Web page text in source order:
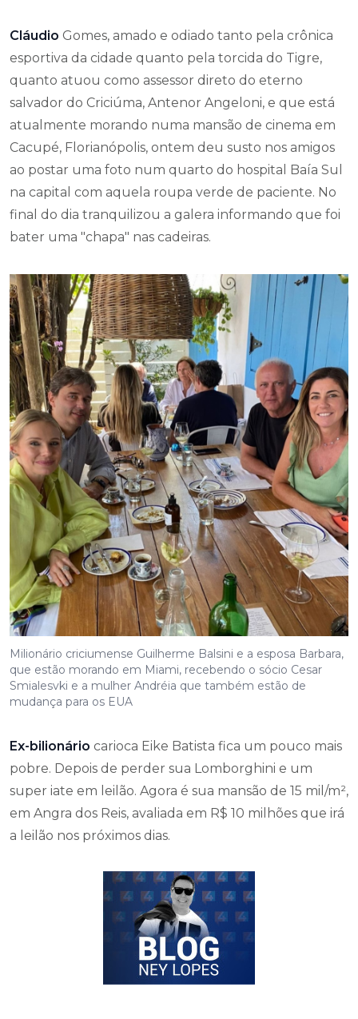
Cláudio Gomes, amado e odiado tanto pela crônica
esportiva da cidade quanto pela torcida do Tigre,
quanto atuou como assessor direto do eterno
salvador do Criciúma, Antenor Angeloni, e que está
atualmente morando numa mansão de cinema em
Cacupé, Florianópolis, ontem deu susto nos amigos
ao postar uma foto num quarto do hospital Baía Sul
na capital com aquela roupa verde de paciente. No
final do dia tranquilizou a galera informando que foi
bater uma "chapa" nas cadeiras.
Milionário criciumense Guilherme Balsini e a esposa Barbara,
que estão morando em Miami, recebendo o sócio Cesar
Smialesvki e a mulher Andréia que também estão de
mudança para os EUA
Ex-bilionário carioca Eike Batista fica um pouco mais
pobre. Depois de perder sua Lomborghini e um
super iate em leilão. Agora é sua mansão de 15 mil/m²,
em Angra dos Reis, avaliada em R$ 10 milhões que irá
a leilão nos próximos dias.